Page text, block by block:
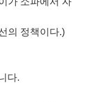
의 정책이다.)
다.